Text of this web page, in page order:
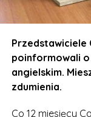
wyjaśnień nie
TOP50 męskich
komentarzach
Star wyśmiali
nikogo w Polsce
Przedstawiciele
poinformowali o
angielskim.
zdumienia.
Co 12 miesięcy